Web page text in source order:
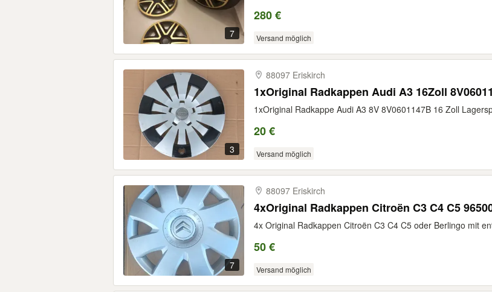
7
280 €
Versand möglich
3
88097 Eriskirch
1xOriginal Radkappen Audi A3 16Zoll
1xOriginal Radkappe Audi A3 8V 8V0601147B 16 Zoll
20 €
Versand möglich
7
88097 Eriskirch
4xOriginal Radkappen Citroën C3 C4 C5
4x Original Radkappen Citroën C3 C4 C5 oder Berlingo mit
50 €
Versand möglich